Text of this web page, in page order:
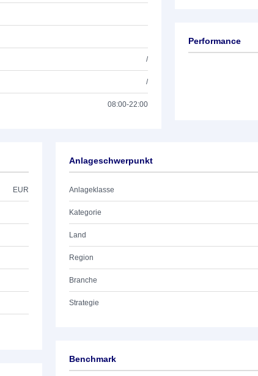
/
/
08:00-22:00
Performance
EUR
Anlageschwerpunkt
Anlageklasse
Kategorie
Land
Region
Branche
Strategie
Benchmark